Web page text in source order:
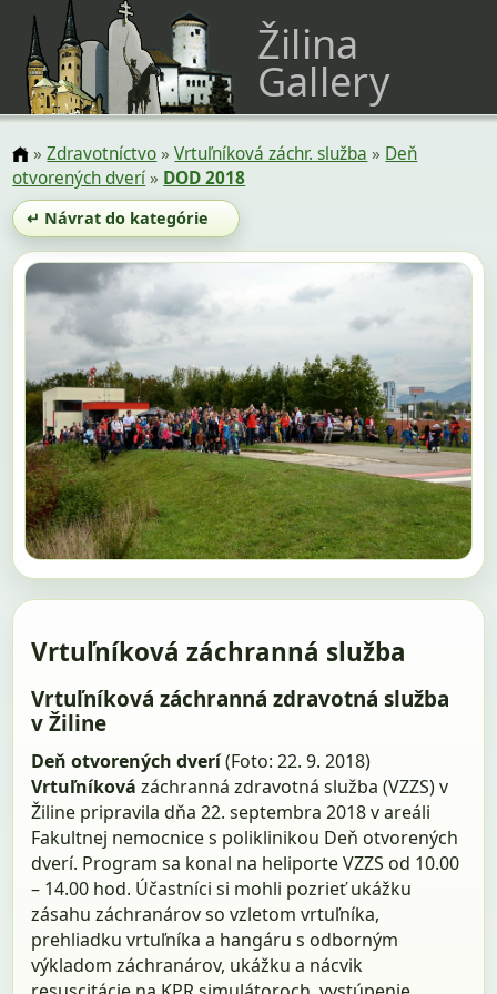
Žilina
Gallery
»Zdravotníctvo»Vrtuľníková záchr. služba » Deň
otvorených dverí» DOD 2018
↵ Návrat do kategórie
Vrtuľníková záchranná služba
Vrtuľníková záchranná zdravotná služba
v Žiline
Deň otvorených dverí(Foto: 22. 9. 2018)
Vrtuľníková záchranná zdravotná služba (VZZS) v
Žiline pripravila dňa 22. septembra 2018 v areáli
Fakultnej nemocnice s poliklinikou Deň otvorených
dverí. Program sa konal na heliporte VZZS od 10.00
– 14.00 hod. Účastníci si mohli pozrieť ukážku
zásahu záchranárov so vzletom vrtuľníka,
prehliadku vrtuľníka a hangáru s odborným
výkladom záchranárov, ukážku a nácvik